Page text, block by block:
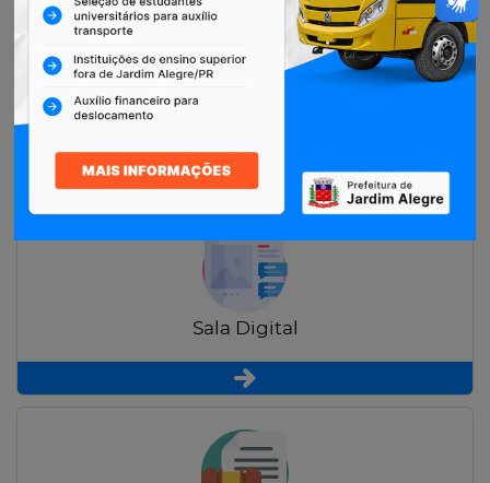
Restituição de Contribuintes
Sala Digital